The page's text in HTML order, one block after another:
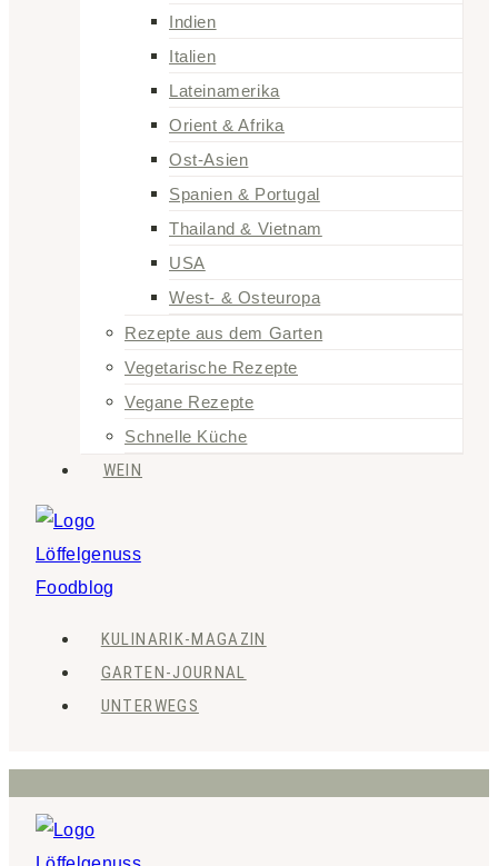
Indien
Italien
Lateinamerika
Orient & Afrika
Ost-Asien
Spanien & Portugal
Thailand & Vietnam
USA
West- & Osteuropa
Rezepte aus dem Garten
Vegetarische Rezepte
Vegane Rezepte
Schnelle Küche
WEIN
KULINARIK-MAGAZIN
GARTEN-JOURNAL
UNTERWEGS